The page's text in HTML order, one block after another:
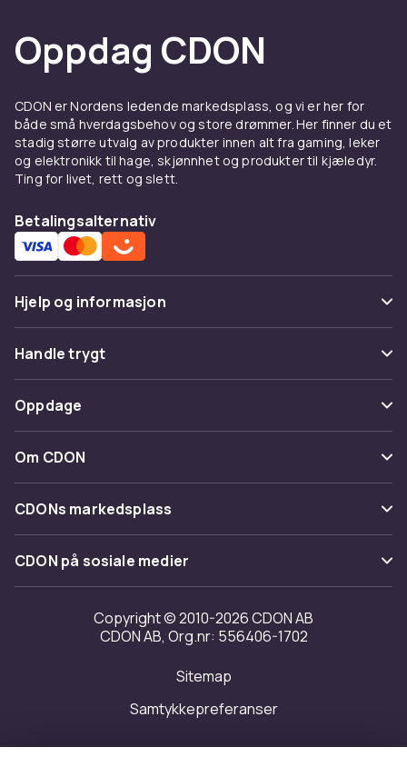
Oppdag CDON
CDON er Nordens ledende markedsplass, og vi er her for
både små hverdagsbehov og store drømmer. Her finner du et
stadig større utvalg av produkter innen alt fra gaming, leker
og elektronikk til hage, skjønnhet og produkter til kjæledyr.
Ting for livet, rett og slett.
Betalingsalternativ
Hjelp og informasjon
Vanlige spørsmål
Spor pakke
Angre & returner her
Kontakt oss
Handle trygt
Betaling
Levering
Tilbakekallinger
Oppdage
Kategorier
Varemerker
Om CDON
Om oss
Kundeanmeldelser
Jobbe på CDON
Investor relations
Tilgjengelighet
CDONs markedsplass
Merchant Help Center
CDON på sosiale medier
Copyright © 2010-2026 CDON AB
CDON AB, Org.nr: 556406-1702
Sitemap
Samtykkepreferanser